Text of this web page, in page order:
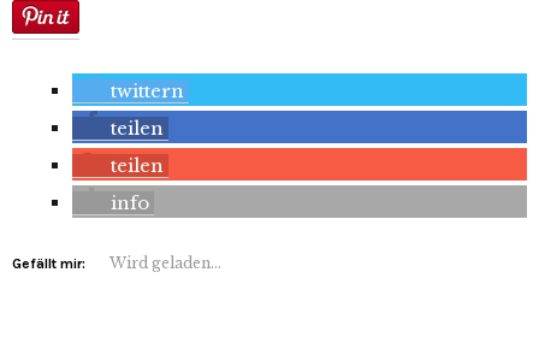
twittern
teilen
teilen
info
Gefällt mir: Wird geladen...